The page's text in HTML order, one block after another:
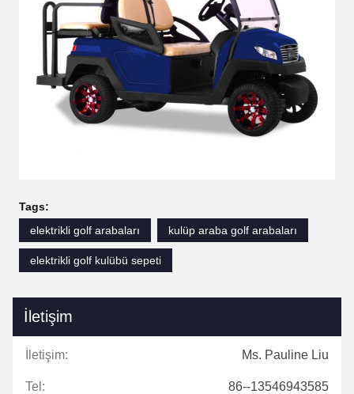
Tags:
elektrikli golf arabaları
kulüp araba golf arabaları
elektrikli golf kulübü sepeti
İletişim
İletişim: Ms. Pauline Liu
Tel: 86--13546943585